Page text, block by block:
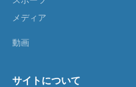
メディア
動画
サイトについて